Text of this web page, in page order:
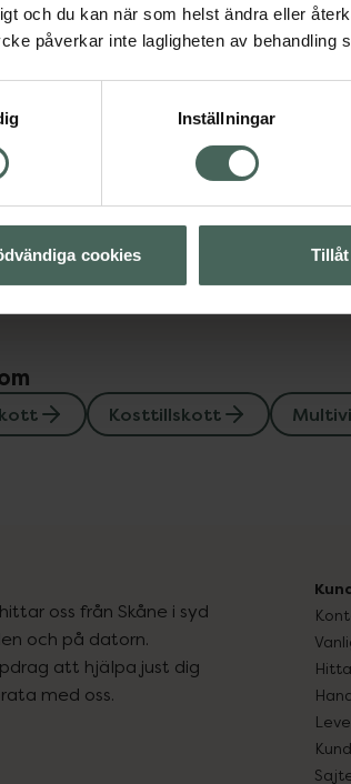
och du kan när som helst ändra eller
påverkar inte lagligheten av behandling
Inställningar
cookies
Multivitamin
Vitaminer och mineraler
Visa
Visa
Kosttillskott
oss från Skåne i syd
och på datorn.
att hjälpa just dig
med oss.